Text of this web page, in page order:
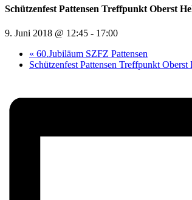
Schützenfest Pattensen Treffpunkt Oberst
9. Juni 2018 @ 12:45 - 17:00
« 60.Jubiläum SZFZ Pattensen
Schützenfest Pattensen Treffpunkt